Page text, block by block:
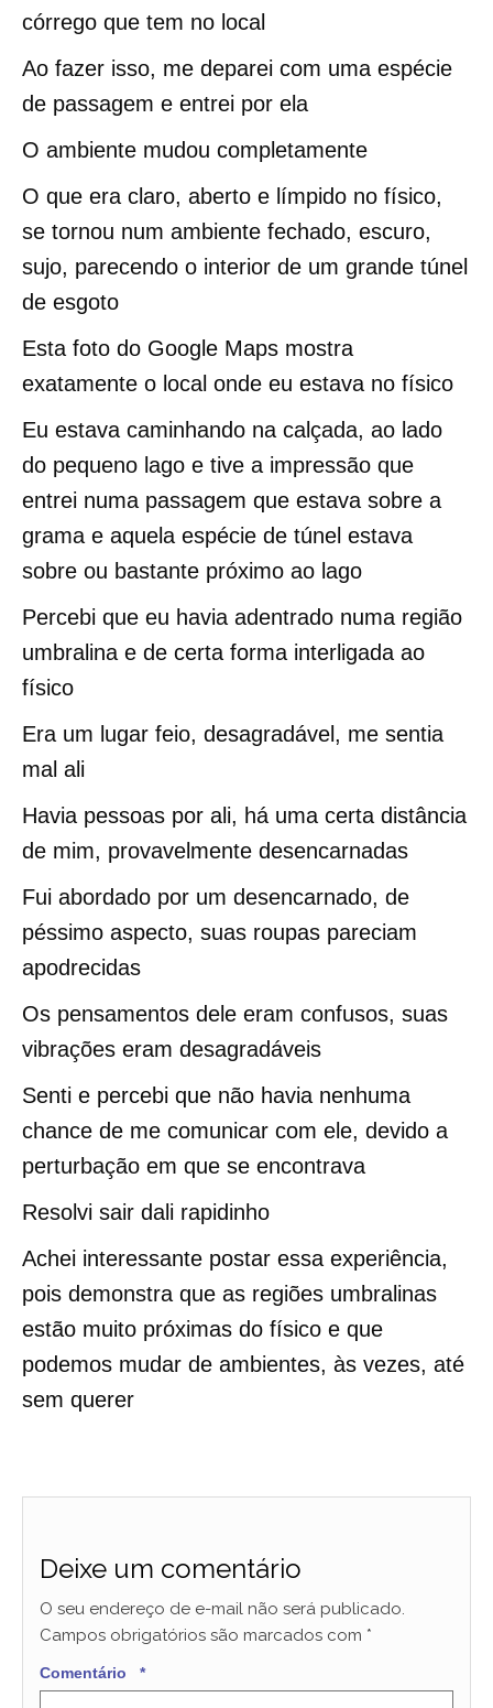
córrego que tem no local
Ao fazer isso, me deparei com uma espécie
de passagem e entrei por ela
O ambiente mudou completamente
O que era claro, aberto e límpido no físico,
se tornou num ambiente fechado, escuro,
sujo, parecendo o interior de um grande túnel
de esgoto
Esta foto do Google Maps mostra
exatamente o local onde eu estava no físico
Eu estava caminhando na calçada, ao lado
do pequeno lago e tive a impressão que
entrei numa passagem que estava sobre a
grama e aquela espécie de túnel estava
sobre ou bastante próximo ao lago
Percebi que eu havia adentrado numa região
umbralina e de certa forma interligada ao
físico
Era um lugar feio, desagradável, me sentia
mal ali
Havia pessoas por ali, há uma certa distância
de mim, provavelmente desencarnadas
Fui abordado por um desencarnado, de
péssimo aspecto, suas roupas pareciam
apodrecidas
Os pensamentos dele eram confusos, suas
vibrações eram desagradáveis
Senti e percebi que não havia nenhuma
chance de me comunicar com ele, devido a
perturbação em que se encontrava
Resolvi sair dali rapidinho
Achei interessante postar essa experiência,
pois demonstra que as regiões umbralinas
estão muito próximas do físico e que
podemos mudar de ambientes, às vezes, até
sem querer
Deixe um comentário
O seu endereço de e-mail não será publicado.
Campos obrigatórios são marcados com *
Comentário*